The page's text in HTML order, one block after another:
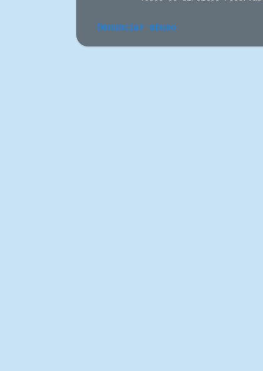
Denunciar abuso